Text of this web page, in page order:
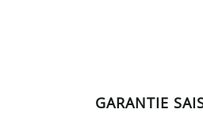
GARANTIE